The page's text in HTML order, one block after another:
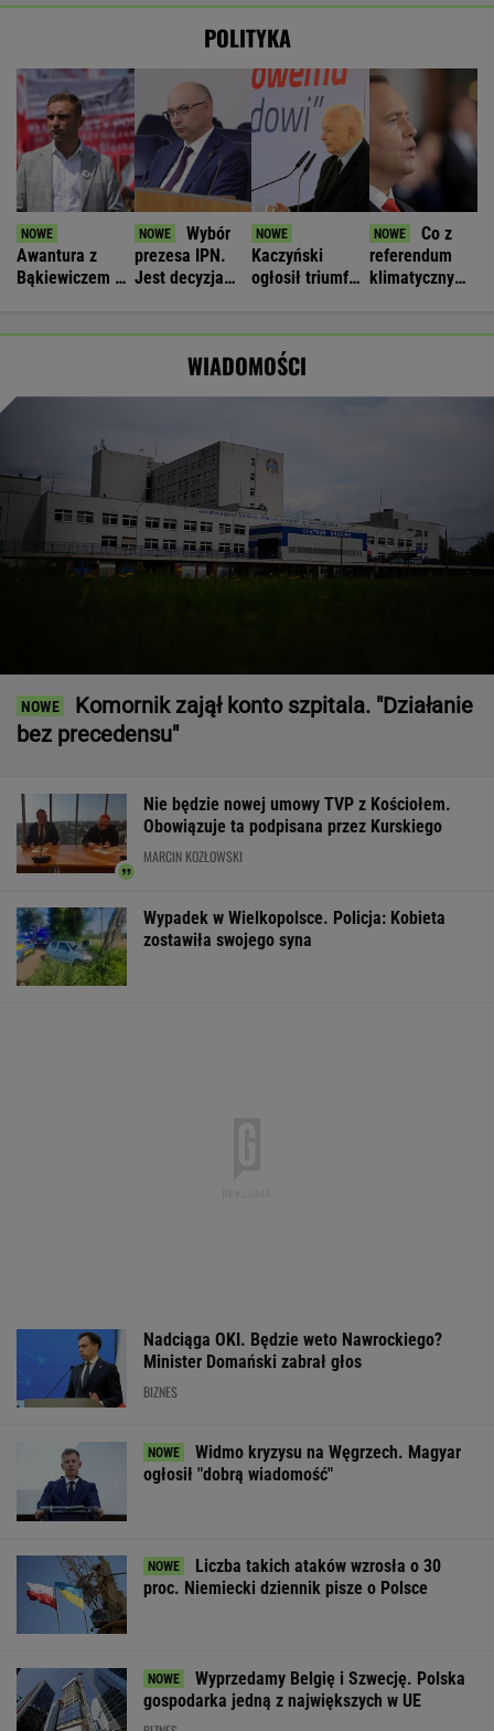
POLITYKA
Awantura z
Bąkiewiczem w
Wybór
prezesa IPN.
Jest decyzja
Kaczyński
ogłosił triumf
Co z
referendum
klimatycznym?
WIADOMOŚCI
Komornik zajął konto szpitala. "Działanie
bez precedensu"
Nie będzie nowej umowy TVP z Kościołem.
Obowiązuje ta podpisana przez Kurskiego
MARCIN KOZŁOWSKI
Wypadek w Wielkopolsce. Policja: Kobieta
zostawiła swojego syna
Nadciąga OKI. Będzie weto Nawrockiego?
Minister Domański zabrał głos
BIZNES
Widmo kryzysu na Węgrzech. Magyar
ogłosił "dobrą wiadomość"
Liczba takich ataków wzrosła o 30
proc. Niemiecki dziennik pisze o Polsce
Wyprzedamy Belgię i Szwecję. Polska
gospodarka jedną z największych w UE